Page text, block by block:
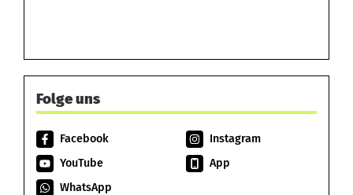
Folge uns
Facebook
Instagram
YouTube
App
WhatsApp